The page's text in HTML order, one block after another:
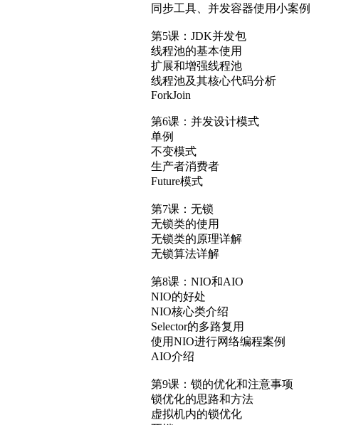
同步工具、并发容器使用小案例
第5课：JDK并发包
线程池的基本使用
扩展和增强线程池
线程池及其核心代码分析
ForkJoin
第6课：并发设计模式
单例
不变模式
生产者消费者
Future模式
第7课：无锁
无锁类的使用
无锁类的原理详解
无锁算法详解
第8课：NIO和AIO
NIO的好处
NIO核心类介绍
Selector的多路复用
使用NIO进行网络编程案例
AIO介绍
第9课：锁的优化和注意事项
锁优化的思路和方法
虚拟机内的锁优化